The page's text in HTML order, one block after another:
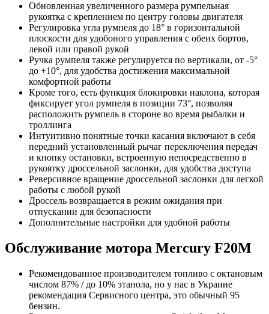
Обновленная увеличенного размера румпельная
рукоятка с креплением по центру головы двигателя
Регулировка угла румпеля до 18° в горизонтальной
плоскости для удобоного управления с обеих бортов,
левой или правой рукой
Ручка румпеля также регулируется по вертикали, от -5°
до +10°, для удобства достижения максимальной
комфортной работы
Кроме того, есть функция блокировки наклона, которая
фиксирует угол румпеля в позиции 73°, позволяя
расположить румпель в стороне во время рыбалки и
троллинга
Интуитивно понятные точки касания включают в себя
передний установленный рычаг переключения передач
и кнопку остановки, встроенную непосредственно в
рукоятку дроссельной заслонки, для удобства доступа
Реверсивное вращение дроссельной заслонки для легкой
работы с любой рукой
Дроссель возвращается в режим ожидания при
отпускании для безопасности
Дополнительные настройки для удобной работы
Обслуживание мотора Mercury F20M
Рекомендованное производителем топливо с октановым
числом 87% / до 10% этанола, но у нас в Украине
рекомендация Сервисного центра, это обычный 95
бензин.